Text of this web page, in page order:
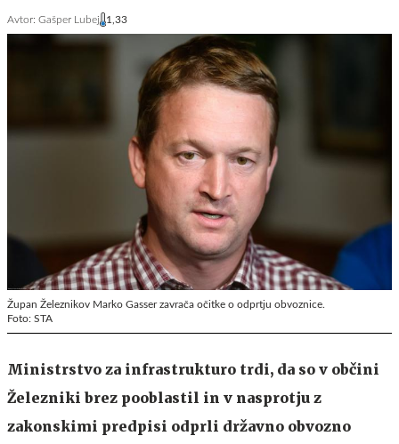
Avtor: Gašper Lubej 1,33
Župan Železnikov Marko Gasser zavrača očitke o odprtju obvoznice.
Foto: STA
Ministrstvo za infrastrukturo trdi, da so v občini
Železniki brez pooblastil in v nasprotju z
zakonskimi predpisi odprli državno obvozno